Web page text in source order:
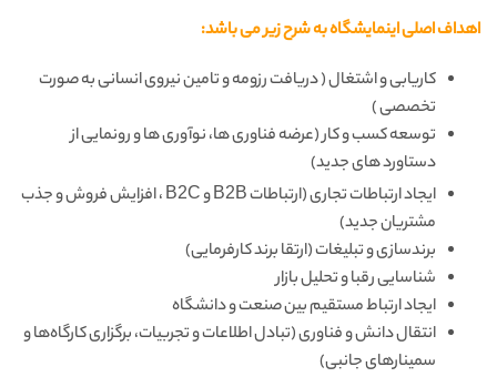
اهداف اصلی اینمایشگاه به شرح زیر می باشد:
کاریابی و اشتغال ( دریافت رزومه و تامین نیروی انسانی به صورت
تخصصی )
توسعه کسب و کار (عرضه فناوری ها، نوآوری ها و رونمایی از
دستاورد های جدید)
ایجاد ارتباطات تجاری (ارتباطاتB2B وB2C ، افزایش فروش و جذب
مشتریان جدید)
برندسازی و تبلیغات (ارتقا برند کارفرمایی)
شناسایی رقبا و تحلیل بازار
ایجاد ارتباط مستقیم بین صنعت و دانشگاه
انتقال دانش و فناوری (تبادل اطلاعات و تجربیات، برگزاری کارگاه‌ها و
سمینارهای جانبی)